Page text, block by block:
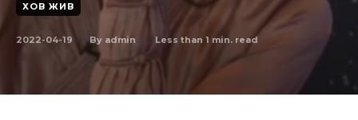
ХОВ ЖИВ
2022-04-19 By admin Less than 1 min. read